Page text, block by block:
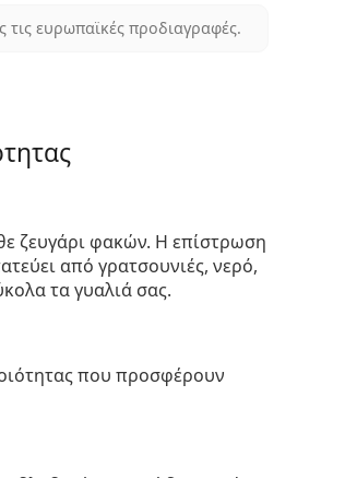
τις ευρωπαϊκές προδιαγραφές.
ζευγάρι φακών. Η επίστρωση
από γρατσουνιές, νερό,
τα γυαλιά σας.
που προσφέρουν